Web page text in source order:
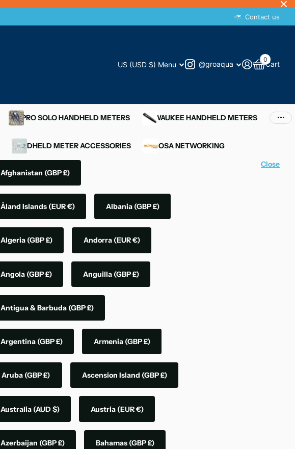
Contact us
US (USD $) Menu @groaqua Cart
0
YSI PRO SOLO HANDHELD METERS MILWAUKEE HANDHELD METERS
HANDHELD METER ACCESSORIES MIMOSA NETWORKING
Afghanistan (GBP £)
Åland Islands (EUR €) Albania (GBP £)
Algeria (GBP £) Andorra (EUR €)
Angola (GBP £) Anguilla (GBP £)
Antigua & Barbuda (GBP £)
Argentina (GBP £) Armenia (GBP £)
Aruba (GBP £) Ascension Island (GBP £)
Australia (AUD $) Austria (EUR €)
Azerbaijan (GBP £) Bahamas (GBP £)
Close